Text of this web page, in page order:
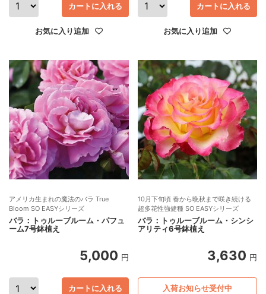
カートに入れる
お気に入り追加
カートに入れる
お気に入り追加
アメリカ生まれの魔法のバラ True
Bloom SO EASYシリーズ
バラ：トゥルーブルーム・パフュ
ーム7号鉢植え
5,000 円
カートに入れる
10月下旬頃 春から晩秋まで咲き続ける
超多花性強健種 SO EASYシリーズ
バラ：トゥルーブルーム・シンシ
アリティ6号鉢植え
3,630 円
入荷お知らせ受付中